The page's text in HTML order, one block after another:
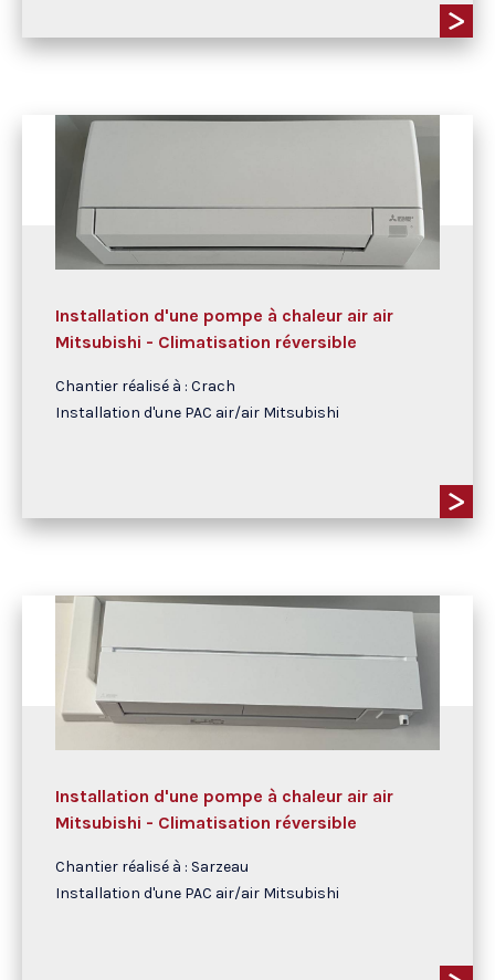
Installation d'une pompe à chaleur air air
Mitsubishi - Climatisation réversible
Chantier réalisé à : Crach
Installation d'une PAC air/air Mitsubishi
Installation d'une pompe à chaleur air air
Mitsubishi - Climatisation réversible
Chantier réalisé à : Sarzeau
Installation d'une PAC air/air Mitsubishi